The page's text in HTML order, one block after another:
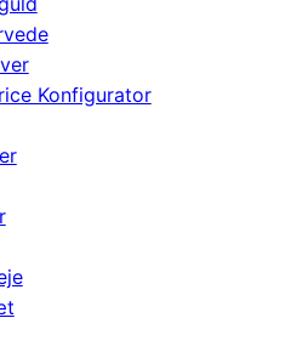
Konfigurator